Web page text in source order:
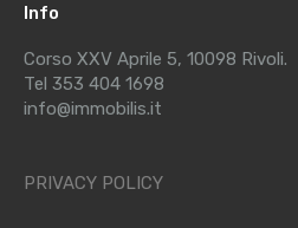
Info
Corso XXV Aprile 5, 10098 Rivoli.
Tel 353 404 1698
info@immobilis.it
PRIVACY POLICY